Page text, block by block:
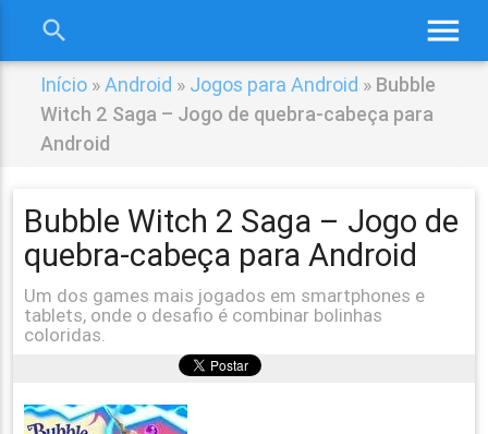
menu
search
Início »Android » Jogos para Android » Bubble
Witch 2 Saga – Jogo de quebra-cabeça para
Android
Bubble Witch 2 Saga – Jogo de
quebra-cabeça para Android
Um dos games mais jogados em smartphones e
tablets, onde o desafio é combinar bolinhas
coloridas.